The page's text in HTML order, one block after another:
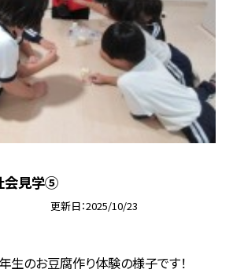
会見学⑤
更新日 2025/10/23
年生のお豆腐作り体験の様子です！